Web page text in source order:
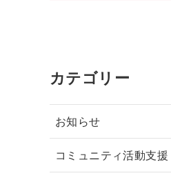
カテゴリー
お知らせ
コミュニティ活動支援